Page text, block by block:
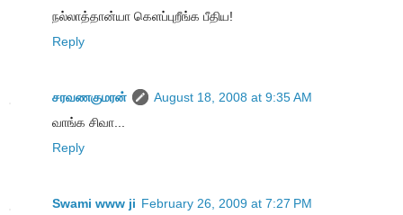
நல்லாத்தான்யா கெளப்புறீங்க பீதிய!
Reply
சரவணகுமரன்
August 18, 2008 at 9:35 AM
வாங்க சிவா...
Reply
Swami www ji February 26, 2009 at 7:27 PM